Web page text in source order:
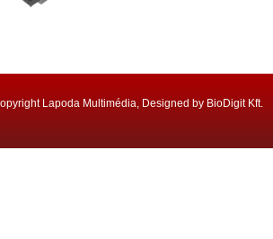
Lapoda Multimédia, Designed by BioDigit Kft.